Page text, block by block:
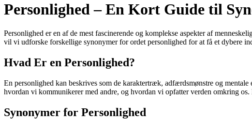
Personlighed – En Kort Guide til
Personlighed er en af de mest fascinerende og komplekse aspekter af
vil vi udforske forskellige synonymer for ordet personlighed for at få et dybere
Hvad Er en Personlighed?
En personlighed kan beskrives som de karaktertræk, adfærdsmønstre og
hvordan vi kommunikerer med andre, og hvordan vi opfatter verden omkring
Synonymer for Personlighed